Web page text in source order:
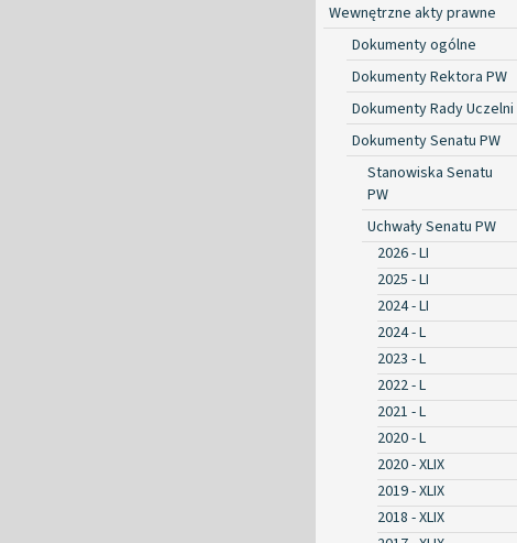
Wewnętrzne akty prawne
Dokumenty ogólne
Dokumenty Rektora PW
Dokumenty Rady Uczelni
Dokumenty Senatu PW
Stanowiska Senatu
PW
Uchwały Senatu PW
2026 - LI
2025 - LI
2024 - LI
2024 - L
2023 - L
2022 - L
2021 - L
2020 - L
2020 - XLIX
2019 - XLIX
2018 - XLIX